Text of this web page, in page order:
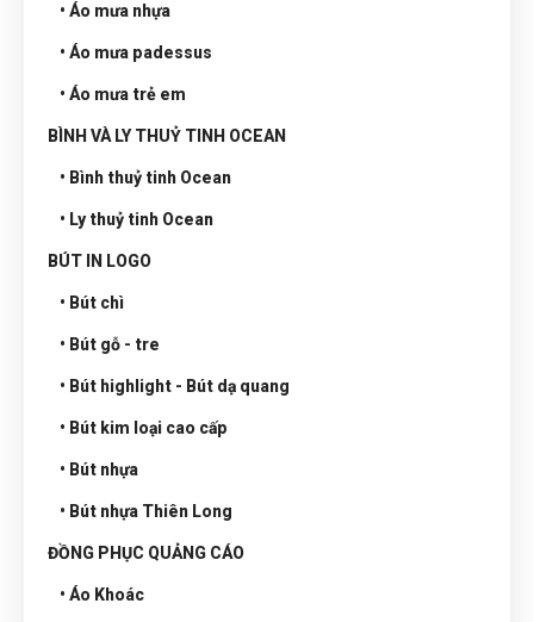
• Áo mưa nhựa
• Áo mưa padessus
• Áo mưa trẻ em
BÌNH VÀ LY THUỶ TINH OCEAN
• Bình thuỷ tinh Ocean
• Ly thuỷ tinh Ocean
BÚT IN LOGO
• Bút chì
• Bút gỗ - tre
• Bút highlight - Bút dạ quang
• Bút kim loại cao cấp
• Bút nhựa
• Bút nhựa Thiên Long
ĐỒNG PHỤC QUẢNG CÁO
• Áo Khoác